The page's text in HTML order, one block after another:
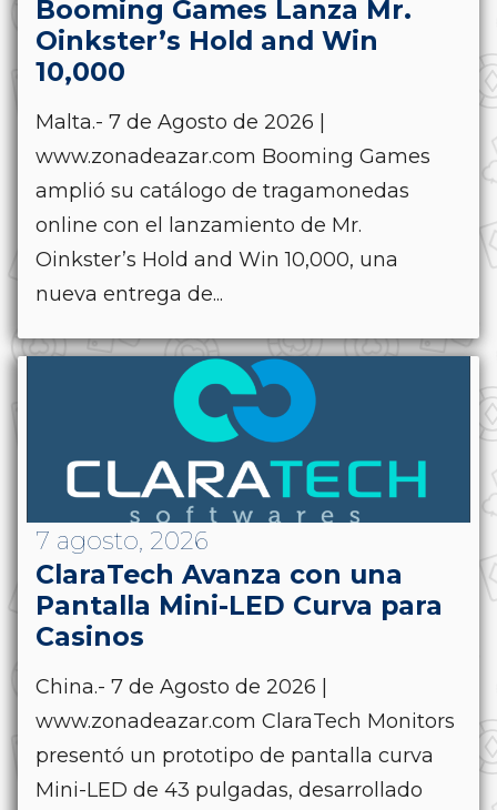
Booming Games Lanza Mr.
Oinkster’s Hold and Win
10,000
Malta.- 7 de Agosto de 2026 |
www.zonadeazar.com Booming Games
amplió su catálogo de tragamonedas
online con el lanzamiento de Mr.
Oinkster’s Hold and Win 10,000, una
nueva entrega de...
7 agosto, 2026
ClaraTech Avanza con una
Pantalla Mini-LED Curva para
Casinos
China.- 7 de Agosto de 2026 |
www.zonadeazar.com ClaraTech Monitors
presentó un prototipo de pantalla curva
Mini-LED de 43 pulgadas, desarrollado